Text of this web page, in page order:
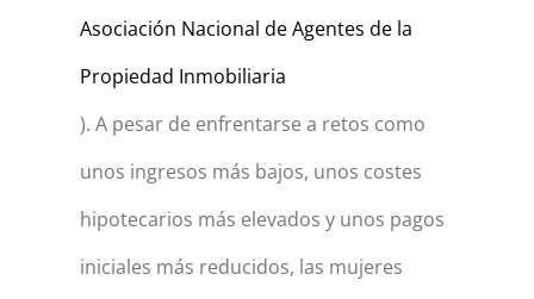
Asociación Nacional de Agentes de la
Propiedad Inmobiliaria
). A pesar de enfrentarse a retos como
unos ingresos más bajos, unos costes
hipotecarios más elevados y unos pagos
iniciales más reducidos, las mujeres